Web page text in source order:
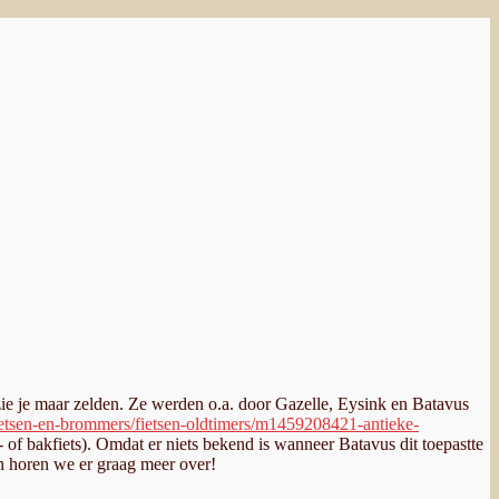
je maar zelden. Ze werden o.a. door Gazelle, Eysink en Batavus
en-brommers/fietsen-oldtimers/m1459208421-antieke-
bakfiets). Omdat er niets bekend is wanneer Batavus dit toepastte
we er graag meer over!